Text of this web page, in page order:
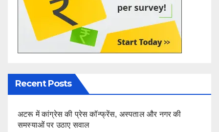
Recent Posts
अटरू में कांग्रेस की प्रेस कॉन्फ्रेंस, अस्पताल और नगर की
समस्याओं पर उठाए सवाल